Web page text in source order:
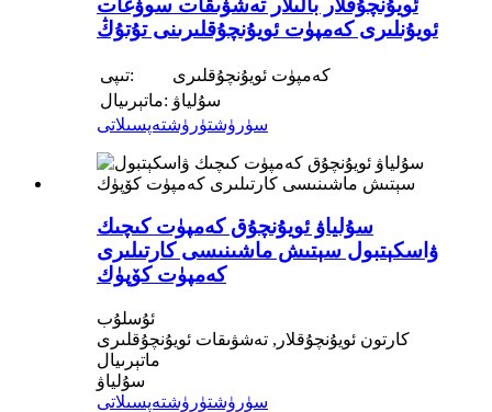
ئويۇنلىرى كەمپۈت ئويۇنچۇقلىرىنى تۇتۇڭ
تىپى:
كەمپۈت ئويۇنچۇقلىرى
ماتېرىيال: سۇلياۋ
سۈرۈشتۈرۈشتەپسىلاتى
سۇلياۋ ئويۇنچۇق كەمپۈت كىچىك
ۋاسكېتبول سېتىش ماشىنىسى كارتىلىرى
كەمپۈت كۆپۈك
ئۇسلۇب
كارتون ئويۇنچۇقلار, تەشۋىقات ئويۇنچۇقلىرى
ماتېرىيال
سۇلياۋ
سۈرۈشتۈرۈشتەپسىلاتى